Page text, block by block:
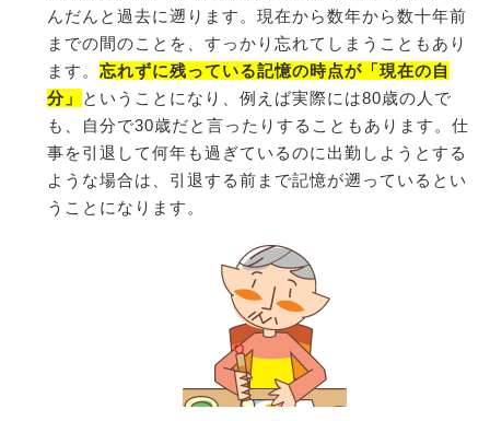
んだんと過去に遡ります。現在から数年から数十年前
までの間のことを、すっかり忘れてしまうこともあり
ます。 忘れずに残っている記憶の時点が「現在の自
分」
ということになり、例えば実際には80歳の人で
も、自分で30歳だと言ったりすることもあります。仕
事を引退して何年も過ぎているのに出勤しようとする
ような場合は、引退する前まで記憶が遡っているとい
うことになります。